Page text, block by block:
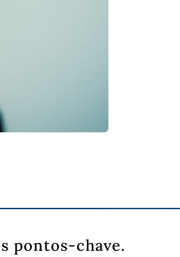
pontos-chave.